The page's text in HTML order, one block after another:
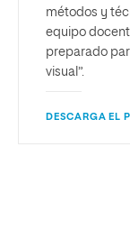
métodos y
equipo
preparado
visual”.
DESCARGA EL